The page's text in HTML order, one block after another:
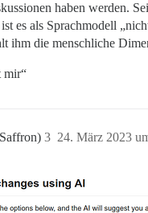
haben werden.
es als Sprachmodell
ihm die menschliche
mir“
24. März 2023
3